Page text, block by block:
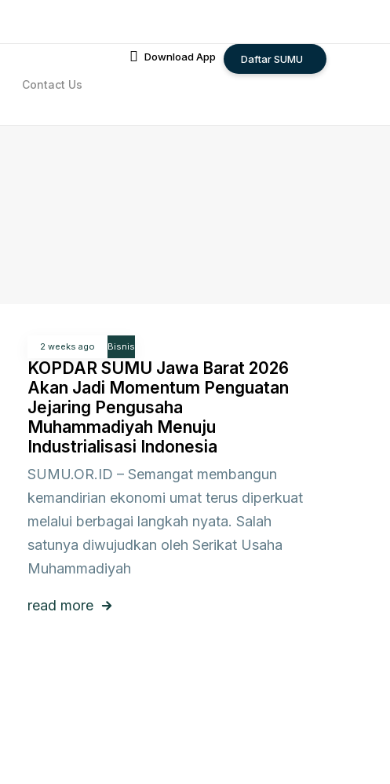
Contact Us
Download App Daftar SUMU
2 weeks ago Bisnis
KOPDAR SUMU Jawa Barat 2026
Akan Jadi Momentum Penguatan
Jejaring Pengusaha
Muhammadiyah Menuju
Industrialisasi Indonesia
SUMU.OR.ID – Semangat membangun
kemandirian ekonomi umat terus diperkuat
melalui berbagai langkah nyata. Salah
satunya diwujudkan oleh Serikat Usaha
Muhammadiyah
read more